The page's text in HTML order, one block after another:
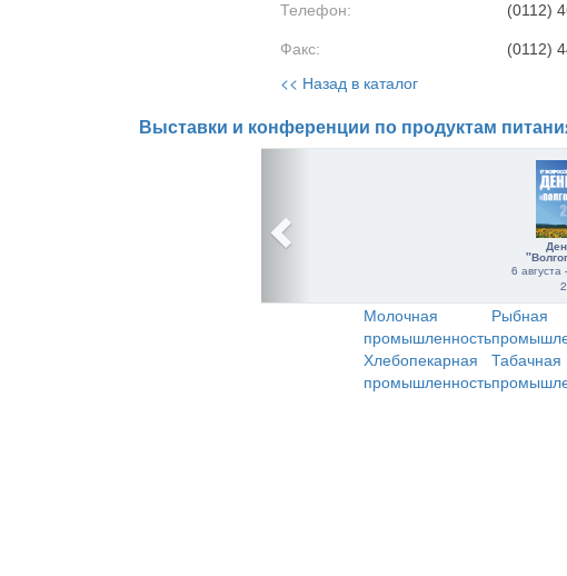
Телефон: (0112)
Факс: (0112)
<< Назад в каталог
Выставки и конференции по продуктам
6
Молочная
промышленность
Рыбная
Хлебопекарная
промышленность
Табачная